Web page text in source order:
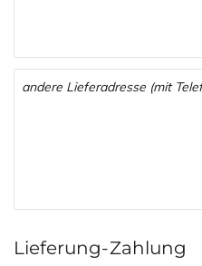
Lieferung-Zahlung